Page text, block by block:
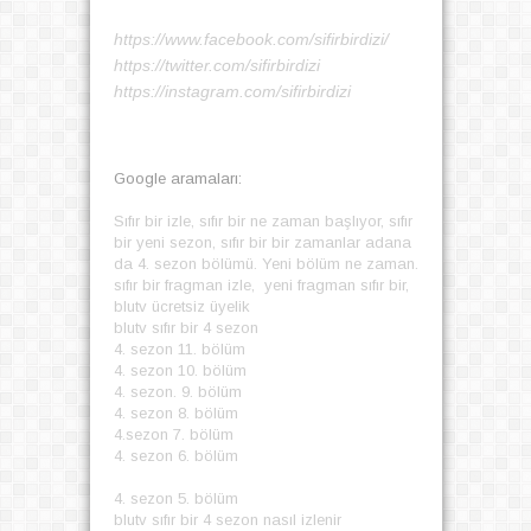
https://www.facebook.com/sifirbirdizi/
https://twitter.com/sifirbirdizi
https://instagram.com/sifirbirdizi
Google aramaları:
Sıfır bir izle, sıfır bir ne zaman başlıyor, sıfır
bir yeni sezon, sıfır bir bir zamanlar adana
da 4. sezon bölümü. Yeni bölüm ne zaman.
sıfır bir fragman izle, yeni fragman sıfır bir,
blutv ücretsiz üyelik
blutv sıfır bir 4 sezon
4. sezon 11. bölüm
4. sezon 10. bölüm
4. sezon. 9. bölüm
4. sezon 8. bölüm
4.sezon 7. bölüm
4. sezon 6. bölüm
4. sezon 5. bölüm
blutv sıfır bir 4 sezon nasıl izlenir